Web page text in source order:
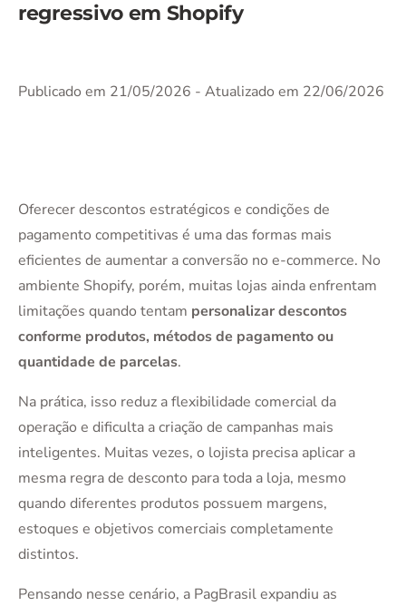
regressivo em Shopify
Publicado em 21/05/2026 - Atualizado em 22/06/2026
Oferecer descontos estratégicos e condições de
pagamento competitivas é uma das formas mais
eficientes de aumentar a conversão no e-commerce. No
ambiente Shopify, porém, muitas lojas ainda enfrentam
limitações quando tentam personalizar descontos
conforme produtos, métodos de pagamento ou
quantidade de parcelas.
Na prática, isso reduz a flexibilidade comercial da
operação e dificulta a criação de campanhas mais
inteligentes. Muitas vezes, o lojista precisa aplicar a
mesma regra de desconto para toda a loja, mesmo
quando diferentes produtos possuem margens,
estoques e objetivos comerciais completamente
distintos.
Pensando nesse cenário, a PagBrasil expandiu as